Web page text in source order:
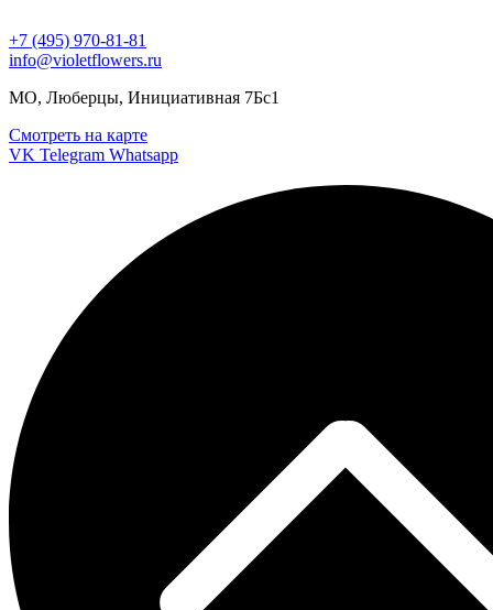
+7 (495) 970-81-81
info@violetflowers.ru
МО, Люберцы, Инициативная 7Бс1
Смотреть на карте
VK Telegram Whatsapp